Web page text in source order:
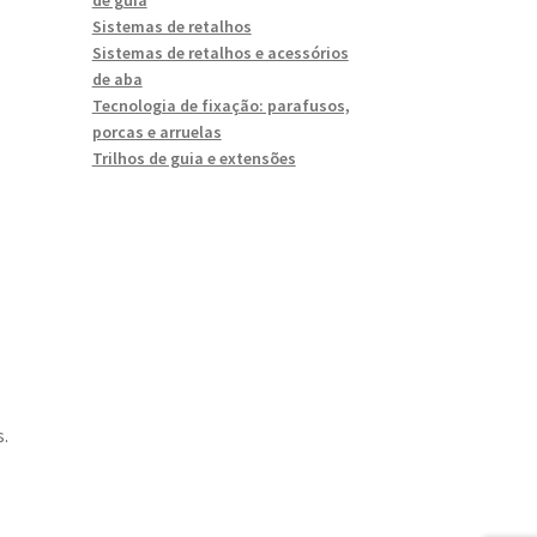
Sistemas de retalhos
Sistemas de retalhos e acessórios
de aba
Tecnologia de fixação: parafusos,
porcas e arruelas
Trilhos de guia e extensões